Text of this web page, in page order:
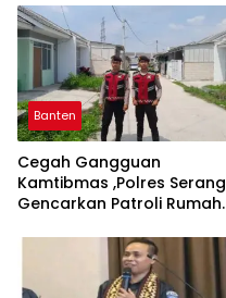
Premanisme
Banten
Cegah Gangguan
Kamtibmas ,Polres Serang
Gencarkan Patroli Rumah